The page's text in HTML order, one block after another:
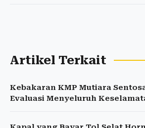
Artikel Terkait
Kebakaran KMP Mutiara
Evaluasi Menyeluruh